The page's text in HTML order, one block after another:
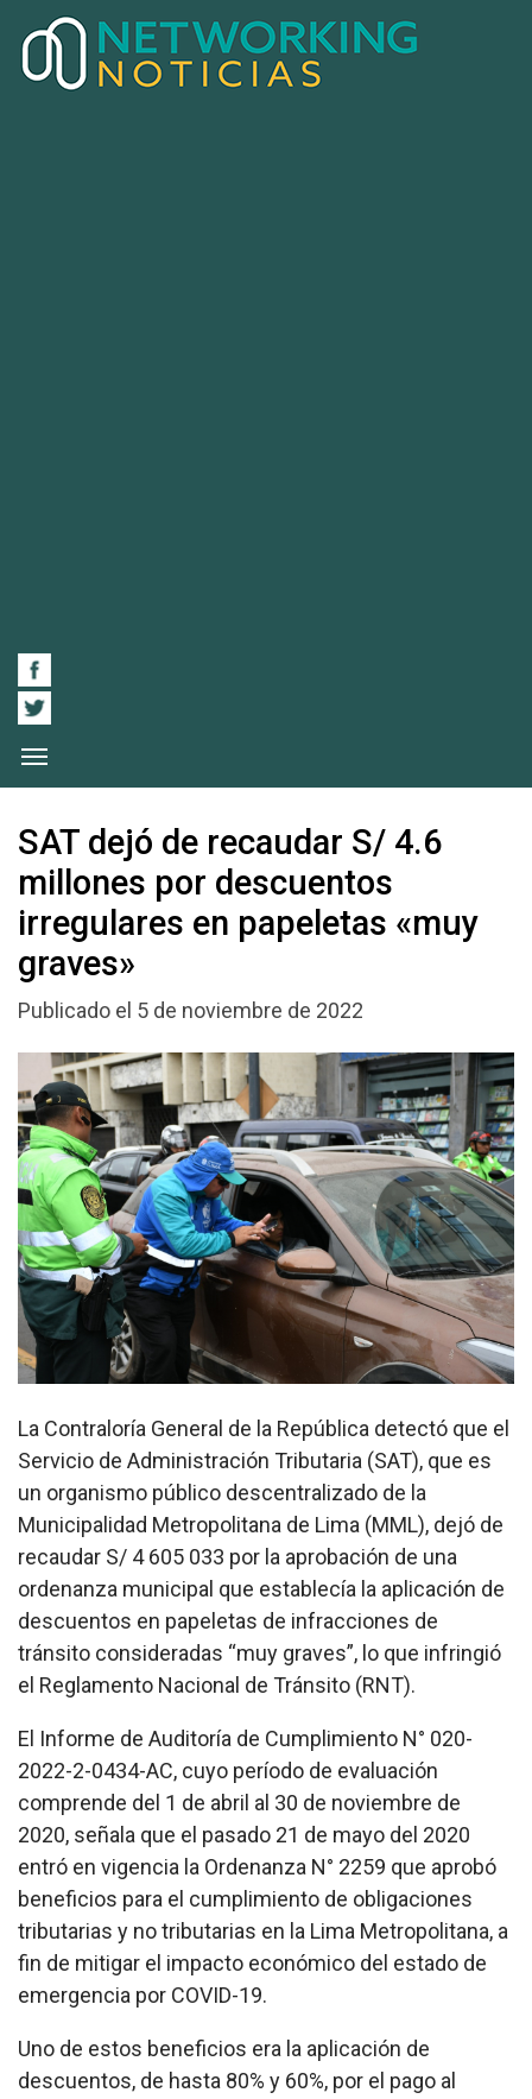
SAT dejó de recaudar S/ 4.6
millones por descuentos
irregulares en papeletas «muy
graves»
Publicado el 5 de noviembre de 2022
La Contraloría General de la República detectó que el
Servicio de Administración Tributaria (SAT), que es
un organismo público descentralizado de la
Municipalidad Metropolitana de Lima (MML), dejó de
recaudar S/ 4 605 033 por la aprobación de una
ordenanza municipal que establecía la aplicación de
descuentos en papeletas de infracciones de
tránsito consideradas “muy graves”, lo que infringió
el Reglamento Nacional de Tránsito (RNT).
El Informe de Auditoría de Cumplimiento N° 020-
2022-2-0434-AC, cuyo período de evaluación
comprende del 1 de abril al 30 de noviembre de
2020, señala que el pasado 21 de mayo del 2020
entró en vigencia la Ordenanza N° 2259 que aprobó
beneficios para el cumplimiento de obligaciones
tributarias y no tributarias en la Lima Metropolitana, a
fin de mitigar el impacto económico del estado de
emergencia por COVID-19.
Uno de estos beneficios era la aplicación de
descuentos, de hasta 80% y 60%, por el pago al